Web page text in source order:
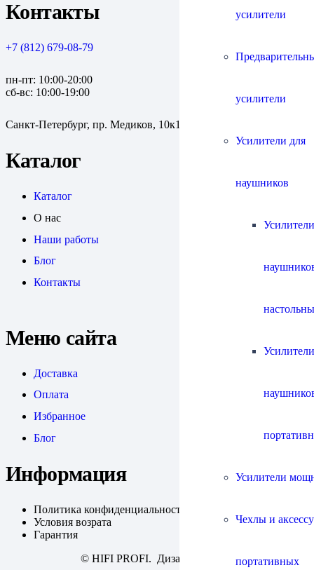
усилители
усилители
Усилители для
наушников
Усилители
Чехлы и
портативных
Контакты
+7 (812) 679-08-79
пн-пт: 10:00-20:00
сб-вс: 10:00-19:00
Санкт-Петербург, пр. Медиков, 10к1
Каталог
Каталог
О нас
Наши работы
Блог
Контакты
Меню сайта
Доставка
Оплата
Избранное
Блог
Информация
Политика конфиденциальности
Условия возрата
Гарантия
© HIFI PROFI. Дизайн: